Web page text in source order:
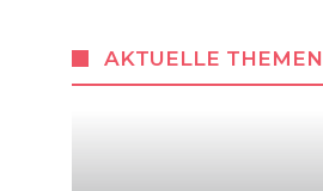
AKTUELLE THEMEN